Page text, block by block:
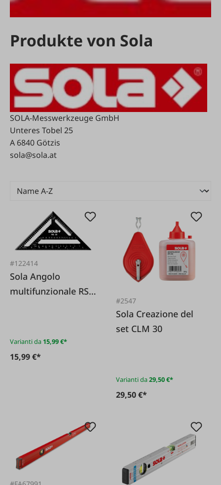
Produkte von Sola
SOLA-Messwerkzeuge GmbH
Unteres Tobel 25
A 6840 Götzis
sola@sola.at
#122414
Sola Angolo
multifunzionale RS
Varianti da 15,99 €*
15,99 €*
#2547
Sola Creazione del
set CLM 30
Varianti da29,50 €*
29,50 €*